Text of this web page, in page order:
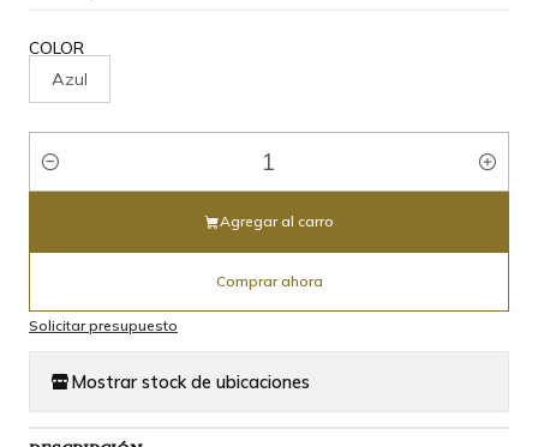
COLOR
Azul
Cantidad
Agregar al carro
Comprar ahora
Solicitar presupuesto
Mostrar stock de ubicaciones